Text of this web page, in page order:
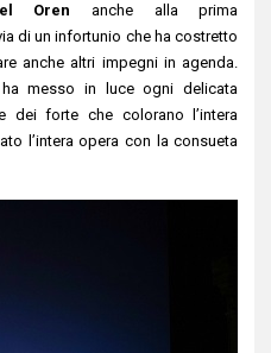
Oren anche alla prima
di un infortunio che ha costretto
anche altri impegni in agenda.
messo in luce ogni delicata
dei forte che colorano l’intera
l’intera opera con la consueta